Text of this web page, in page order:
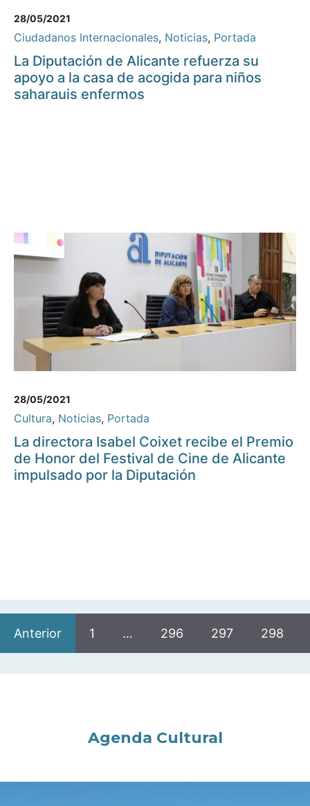
28/05/2021
Ciudadanos Internacionales, Noticias, Portada
La Diputación de Alicante refuerza su
apoyo a la casa de acogida para niños
saharauis enfermos
28/05/2021
Cultura, Noticias, Portada
La directora Isabel Coixet recibe el Premio
de Honor del Festival de Cine de Alicante
impulsado por la Diputación
Anterior 1 … 296 297 298
Agenda Cultural